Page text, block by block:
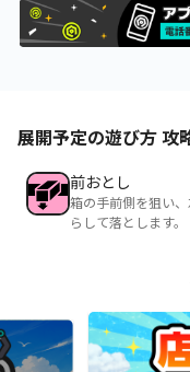
展開予定の遊び方 攻
前おとし
箱の手前側を狙い
らして落とします。